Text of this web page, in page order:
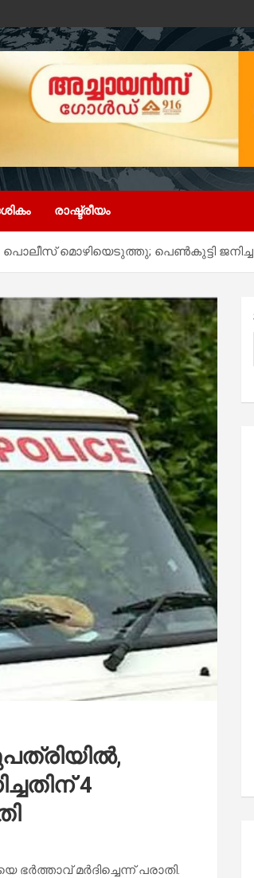
രാഷ്ട്രീയം
മൊഴിയെടുത്തു; പെൺകുട്ടി
4
മർദിച്ചെന്ന് പരാതി.